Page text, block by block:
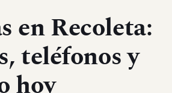
en Recoleta:
teléfonos y